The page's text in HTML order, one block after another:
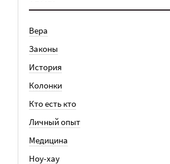
Вера
Законы
История
Колонки
Кто есть кто
Личный опыт
Медицина
Ноу-хау